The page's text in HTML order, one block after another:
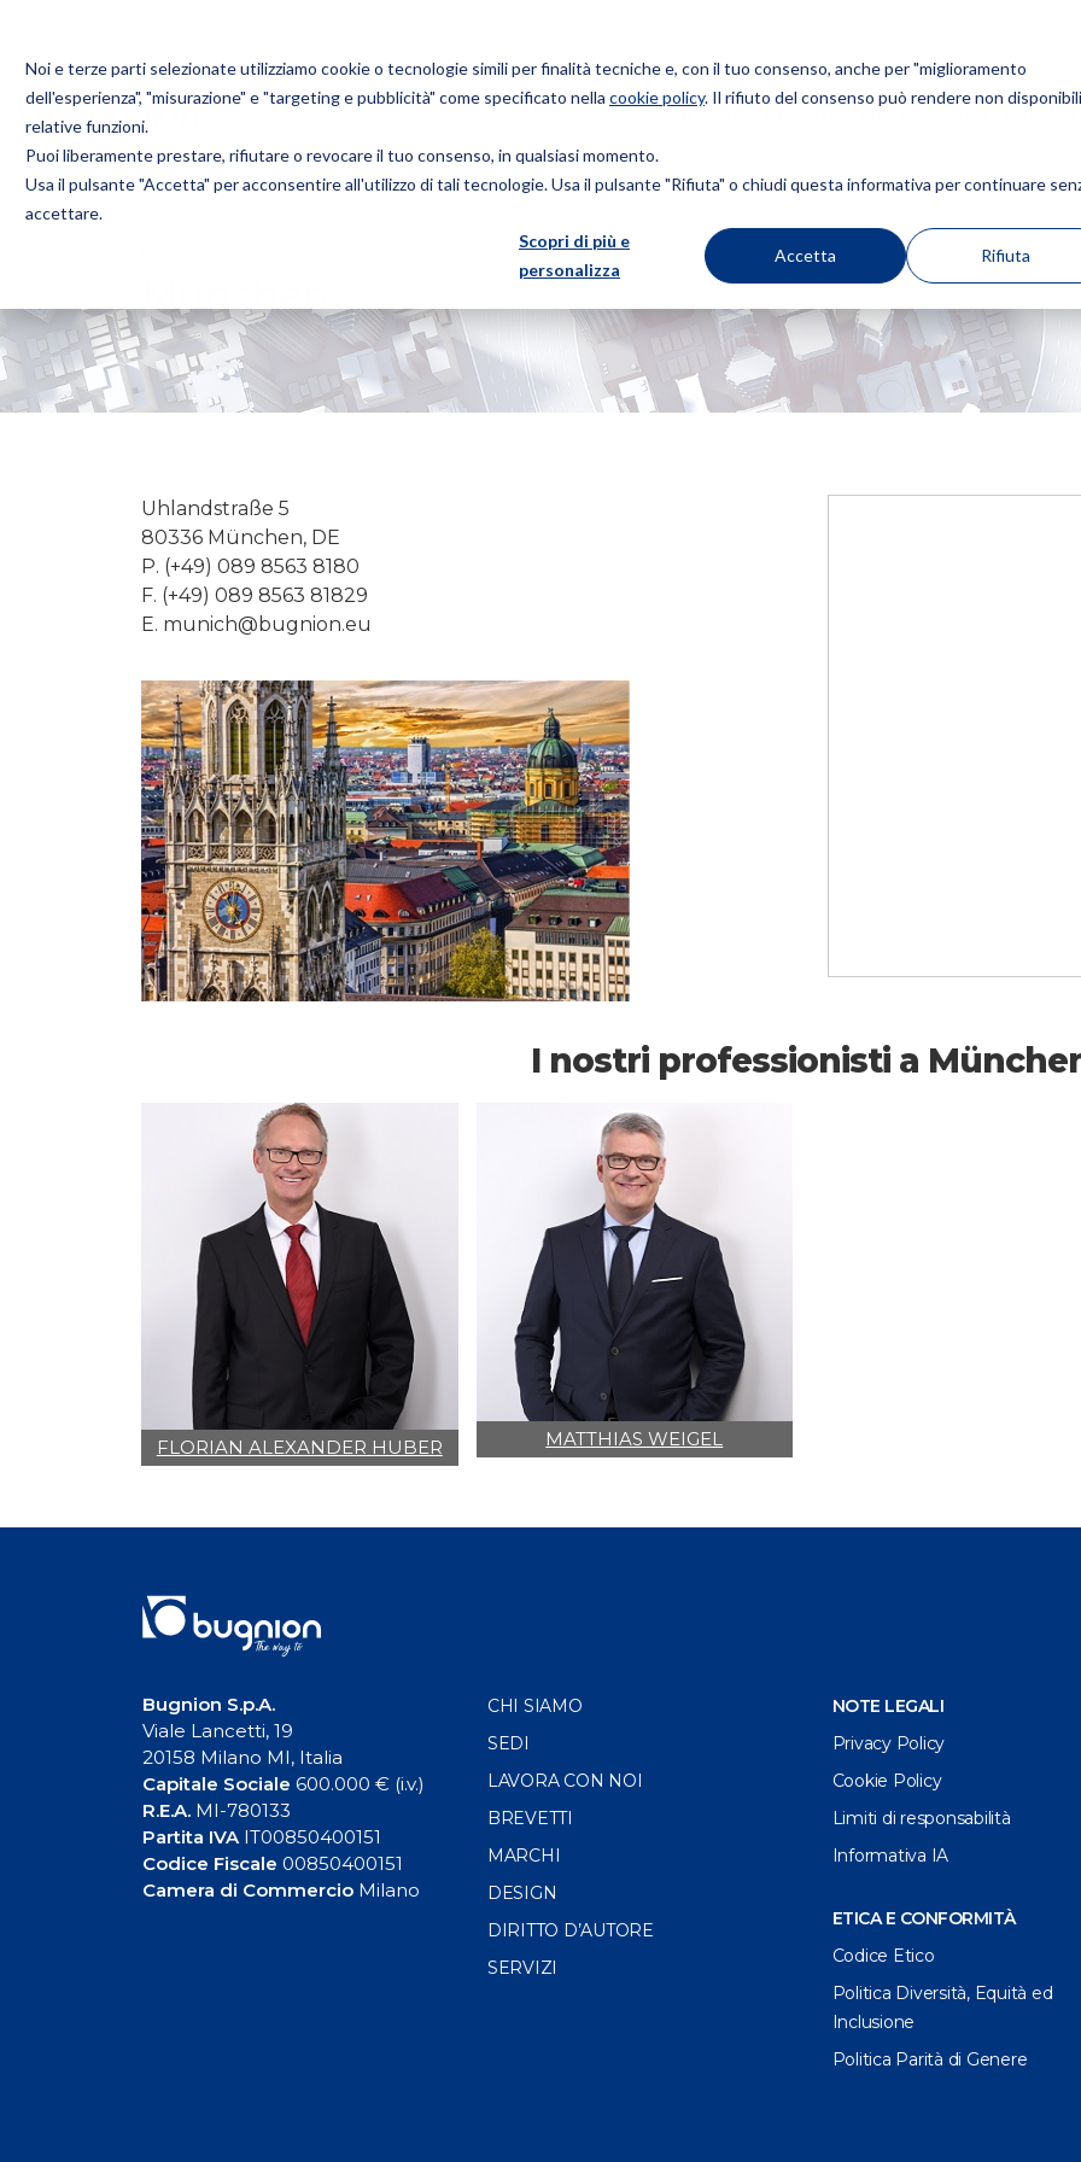
Noi e terze parti selezionate utilizziamo cookie o tecnologie simili per finalità tecniche e, con il tuo consenso, anche per "miglioramento
dell'esperienza", "misurazione" e "targeting e pubblicità" come specificato nella cookie policy. Il rifiuto del consenso può rendere non
relative funzioni.
Puoi liberamente prestare, rifiutare o revocare il tuo consenso, in qualsiasi momento.
Usa il pulsante "Accetta" per acconsentire all'utilizzo di tali tecnologie. Usa il pulsante "Rifiuta" o chiudi questa informativa per continuare
accettare.
Scopri di più e
personalizza
Accetta Rifiuta
Bugnion
The
Uhlandstraße 5
80336 München, DE
P. (+49) 089 8563 8180
F. (+49) 089 8563 81829
E. munich@bugnion.eu
I nostri professionisti a
FLORIAN ALEXANDER HUBER MATTHIAS WEIGEL
Bugnion S.p.A.
Viale Lancetti, 19
20158 Milano MI, Italia
Capitale Sociale 600.000 € (i.v.)
R.E.A. MI-780133
Partita IVA IT00850400151
Codice Fiscale 00850400151
Camera di Commercio Milano
CHI SIAMO
SEDI
LAVORA CON NOI
BREVETTI
MARCHI
DESIGN
DIRITTO D’AUTORE
SERVIZI
NOTE LEGALI
Privacy Policy
Cookie Policy
Limiti di responsabilità
Informativa IA
ETICA E CONFORMITÀ
Codice Etico
Politica Diversità, Equità ed
Inclusione
Politica Parità di Genere